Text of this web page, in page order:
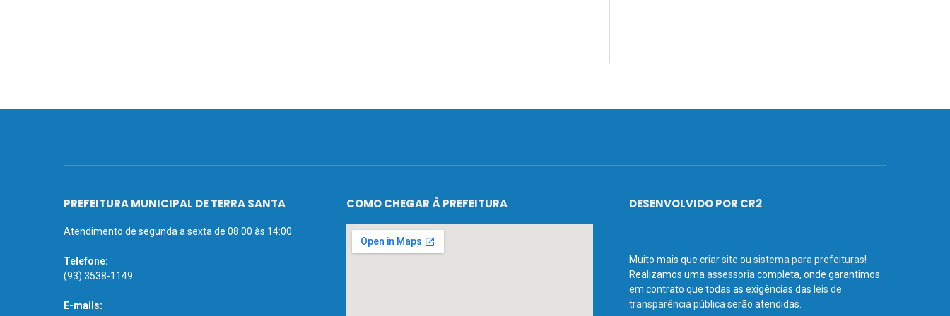
PREFEITURA MUNICIPAL DE TERRA SANTA
Atendimento de segunda a sexta de 08:00 às 14:00
Telefone:
(93) 3538-1149
E-mails:
COMO CHEGAR À PREFEITURA DESENVOLVIDO POR CR2
Muito mais que criar site ou sistema para prefeituras!
Realizamos uma assessoria completa, onde garantimos
em contrato que todas as exigências das leis de
transparência pública serão atendidas.